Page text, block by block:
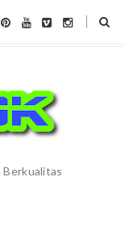
Berkualitas